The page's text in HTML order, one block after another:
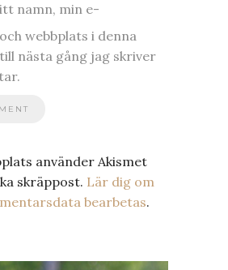
namn, min e-
webbplats i denna
nästa gång jag skriver
använder Akismet
skräppost. Lär dig om
bearbetas.